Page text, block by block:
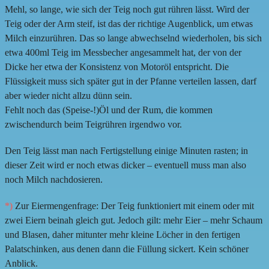
Mehl, so lange, wie sich der Teig noch gut rühren lässt. Wird der
Teig oder der Arm steif, ist das der richtige Augenblick, um etwas
Milch einzurühren. Das so lange abwechselnd wiederholen, bis sich
etwa 400ml Teig im Messbecher angesammelt hat, der von der
Dicke her etwa der Konsistenz von Motoröl entspricht. Die
Flüssigkeit muss sich später gut in der Pfanne verteilen lassen, darf
aber wieder nicht allzu dünn sein.
Fehlt noch das (Speise-!)Öl und der Rum, die kommen
zwischendurch beim Teigrühren irgendwo vor.
Den Teig lässt man nach Fertigstellung einige Minuten rasten; in
dieser Zeit wird er noch etwas dicker – eventuell muss man also
noch Milch nachdosieren.
*) Zur Eiermengenfrage: Der Teig funktioniert mit einem oder mit
zwei Eiern beinah gleich gut. Jedoch gilt: mehr Eier – mehr Schaum
und Blasen, daher mitunter mehr kleine Löcher in den fertigen
Palatschinken, aus denen dann die Füllung sickert. Kein schöner
Anblick.